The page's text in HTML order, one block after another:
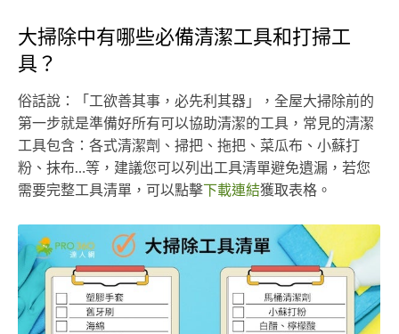
大掃除中有哪些必備清潔工具和打掃工
具？
俗話說：「工欲善其事，必先利其器」，全屋大掃除前的
第一步就是準備好所有可以協助清潔的工具，常見的清潔
工具包含：各式清潔劑、掃把、拖把、菜瓜布、小蘇打
粉、抹布…等，建議您可以列出工具清單避免遺漏，若您
需要完整工具清單，可以點擊 下載連結獲取表格。